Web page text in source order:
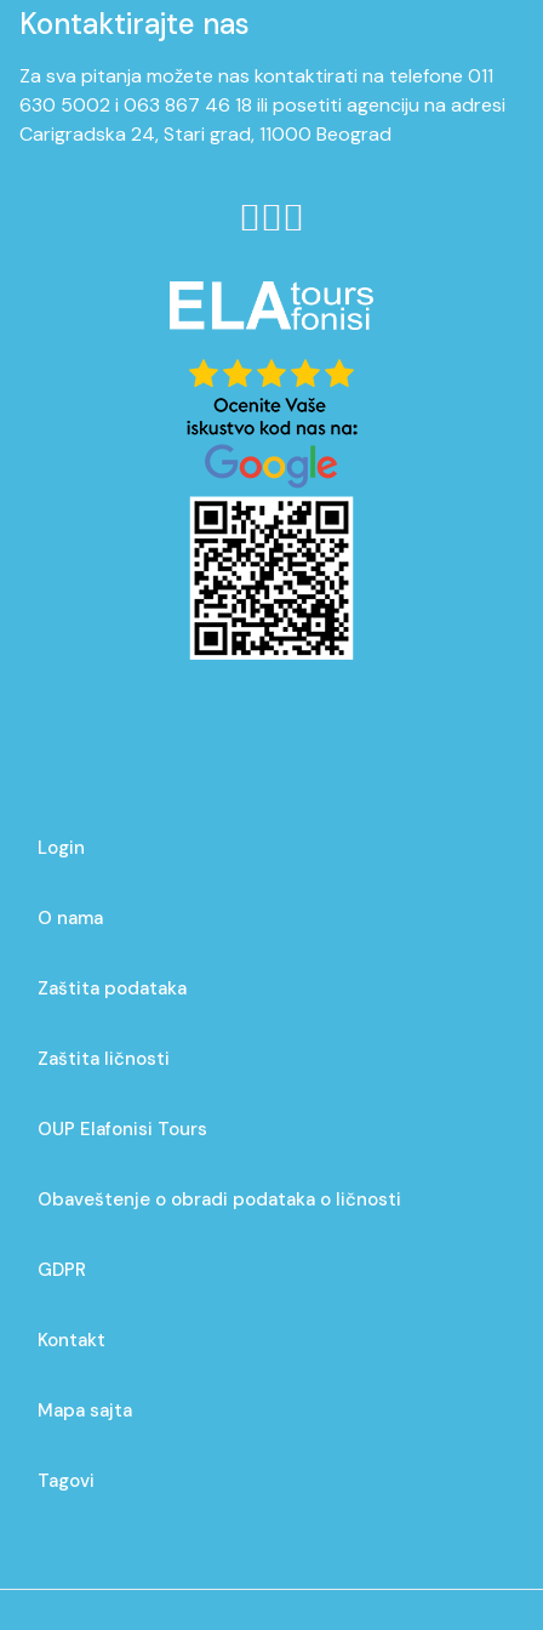
Kontaktirajte nas
Za sva pitanja možete nas kontaktirati na telefone 011
630 5002 i 063 867 46 18 ili posetiti agenciju na adresi
Carigradska 24, Stari grad, 11000 Beograd
Login
O nama
Zaštita podataka
Zaštita ličnosti
OUP Elafonisi Tours
Obaveštenje o obradi podataka o ličnosti
GDPR
Kontakt
Mapa sajta
Tagovi